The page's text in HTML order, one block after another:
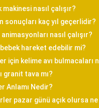
nasıl çalışır?
sonuçları kaç yıl geçerlidir?
nasıl çalışır?
hareket edebilir mi?
için kelime avı bulmacaları
granit tava mı?
Anlamı Nedir?
pazar günü açık olursa